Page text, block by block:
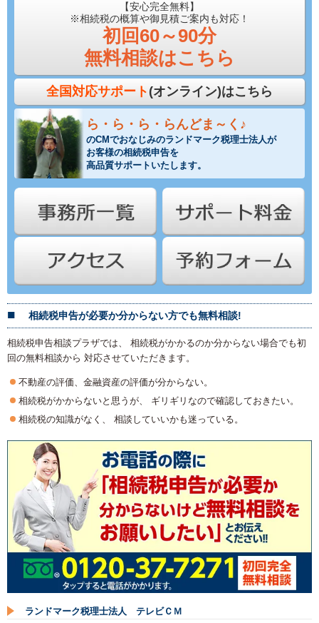
【安心完全無料】
※相続税の概算や御見積ご案内も対応！
初回60～90分
無料相談はこちら
全国対応サポート(オンライン)はこちら
ら・ら・ら・らんどま～く♪
のCMでおなじみのランドマーク税理士法人が
お客様の相続税申告を
高品質サポートいたします。
相続税申告が必要か分からない方でも無料相談!
相続税申告相談プラザでは、 相続税がかかるのか分からない場合でも初
回の無料相談から 対応させていただきます。
不動産の評価、金融資産の評価が分からない。
相続税がかからないと思うが、 ギリギリなので確認しておきたい。
相続税の知識がなく、 相談していいかも迷っている。
ランドマーク税理士法人 テレビＣＭ